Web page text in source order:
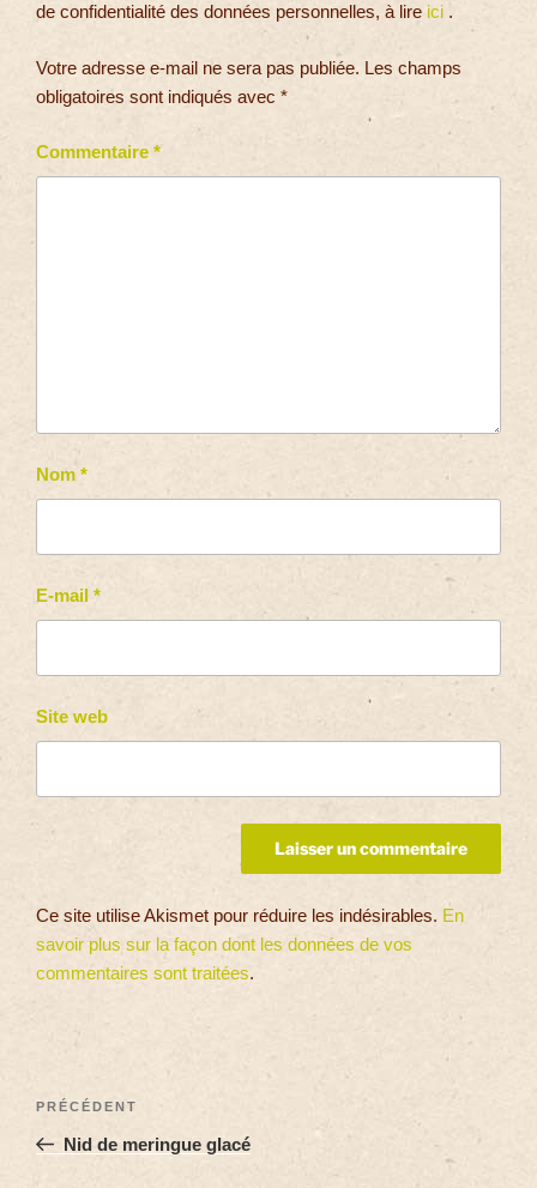
de confidentialité des données personnelles, à lire ici .
Votre adresse e-mail ne sera pas publiée. Les champs
obligatoires sont indiqués avec *
Commentaire *
Nom *
E-mail *
Site web
Ce site utilise Akismet pour réduire les indésirables. En
savoir plus sur la façon dont les données de vos
commentaires sont traitées.
PRÉCÉDENT
Nid de meringue glacé